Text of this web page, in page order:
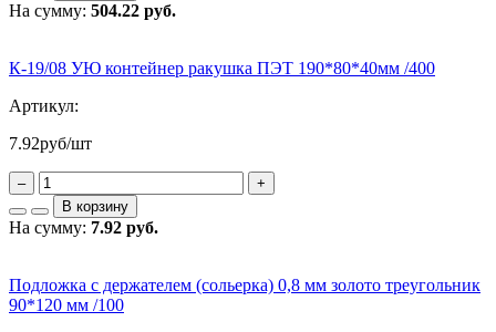
На сумму: 504.22 руб.
К-19/08 УЮ контейнер ракушка ПЭТ 190*80*40мм /400
Артикул:
7.92руб/шт
–
+
В корзину
На сумму: 7.92 руб.
Подложка с держателем (сольерка) 0,8 мм золото треугольник
90*120 мм /100